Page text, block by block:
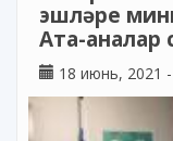
эшләре
Ата-
18 июнь, 2021